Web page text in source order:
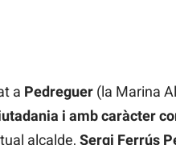
a Pedreguer(la Marina
i amb caràcter
alcalde, Sergi Ferrús